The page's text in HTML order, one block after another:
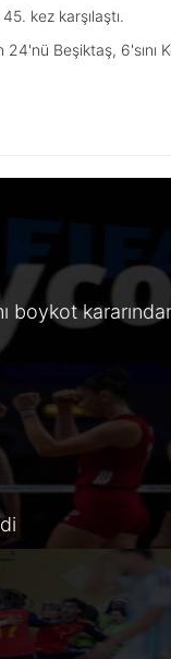
kez karşılaştı.
24'nü Beşiktaş,
boykot